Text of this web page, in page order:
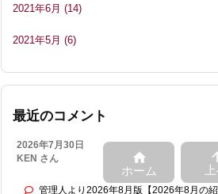
2021年6月 (14)
2021年5月 (6)
最近のコメント
2026年7月30日
KEN さん
管理人より2026年8月版【2026年8月の

ホーム